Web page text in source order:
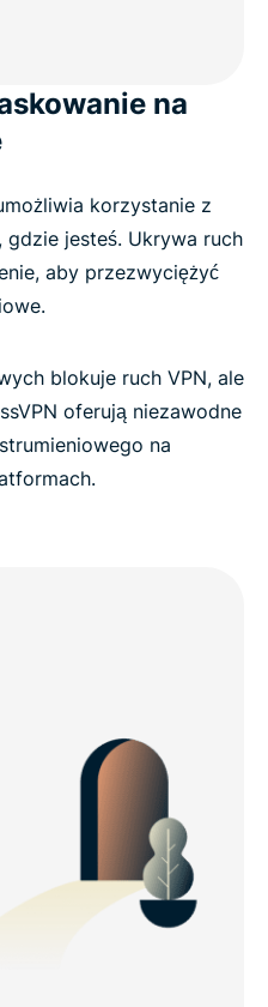
na
korzystanie z
gdzie jesteś. Ukrywa ruch
aby przezwyciężyć
blokuje ruch VPN, ale
oferują niezawodne
na